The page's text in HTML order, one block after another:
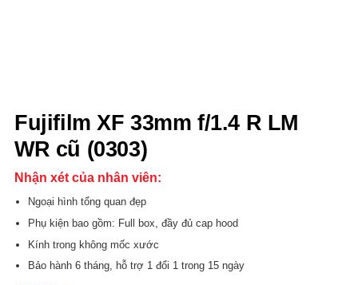
Fujifilm XF 33mm f/1.4 R LM
WR cũ (0303)
Nhận xét của nhân viên:
Ngoại hình tổng quan đẹp
Phụ kiện bao gồm: Full box, đầy đủ cap hood
Kính trong không mốc xước
Bảo hành 6 tháng, hỗ trợ 1 đổi 1 trong 15 ngày